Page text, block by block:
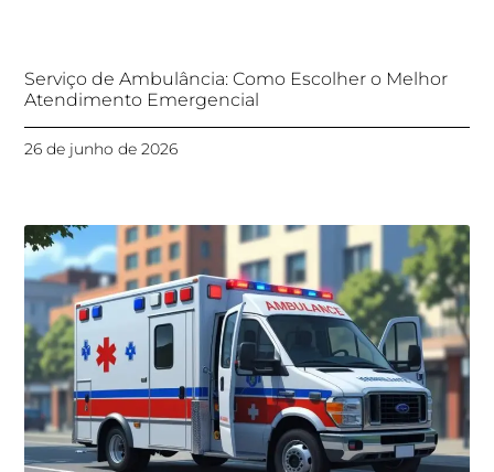
Serviço de Ambulância: Como Escolher o Melhor
Atendimento Emergencial
26 de junho de 2026